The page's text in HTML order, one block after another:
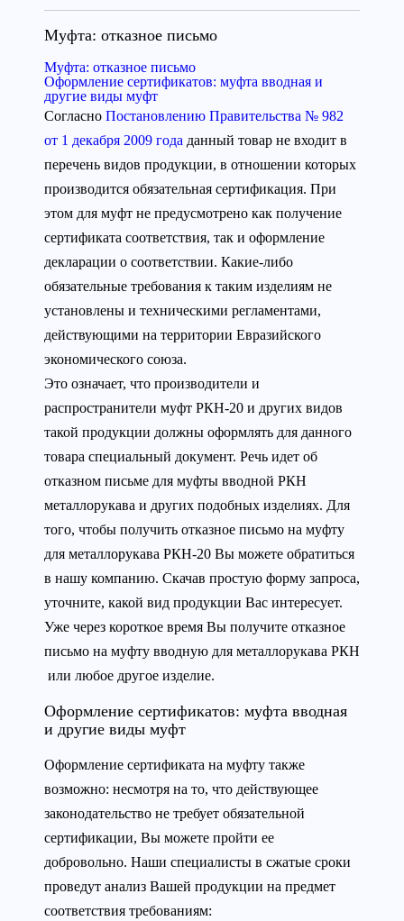
Муфта: отказное письмо
Муфта: отказное письмо
Оформление сертификатов: муфта вводная и
другие виды муфт
Согласно Постановлению Правительства № 982
от 1 декабря 2009 года данный товар не входит в
перечень видов продукции, в отношении которых
производится обязательная сертификация. При
этом для муфт не предусмотрено как получение
сертификата соответствия, так и оформление
декларации о соответствии. Какие-либо
обязательные требования к таким изделиям не
установлены и техническими регламентами,
действующими на территории Евразийского
экономического союза.
Это означает, что производители и
распространители муфт РКН-20 и других видов
такой продукции должны оформлять для данного
товара специальный документ. Речь идет об
отказном письме для муфты вводной РКН
металлорукава и других подобных изделиях. Для
того, чтобы получить отказное письмо на муфту
для металлорукава РКН-20 Вы можете обратиться
в нашу компанию. Скачав простую форму запроса,
уточните, какой вид продукции Вас интересует.
Уже через короткое время Вы получите отказное
письмо на муфту вводную для металлорукава РКН
или любое другое изделие.
Оформление сертификатов: муфта вводная
и другие виды муфт
Оформление сертификата на муфту также
возможно: несмотря на то, что действующее
законодательство не требует обязательной
сертификации, Вы можете пройти ее
добровольно. Наши специалисты в сжатые сроки
проведут анализ Вашей продукции на предмет
соответствия требованиям: